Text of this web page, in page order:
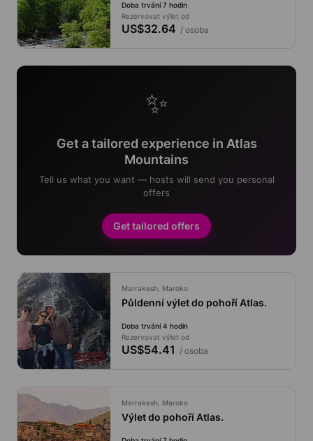
Doba trvání 7 hodin
Rezervovat výlet od
US$32.64 / osoba
✨
Get a tailored experience in Atlas
Mountains
Tell us what you want — hosts will send you personal
offers
Get tailored offers
Marrakesh, Maroko
Půldenní výlet do pohoří Atlas.
Doba trvání 4 hodin
Rezervovat výlet od
US$54.41 / osoba
Marrakesh, Maroko
Výlet do pohoří Atlas.